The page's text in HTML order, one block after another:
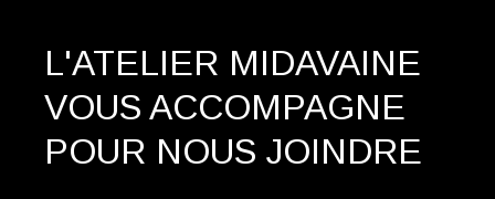
L'ATELIER MIDAVAINE
VOUS ACCOMPAGNE
POUR NOUS JOINDRE